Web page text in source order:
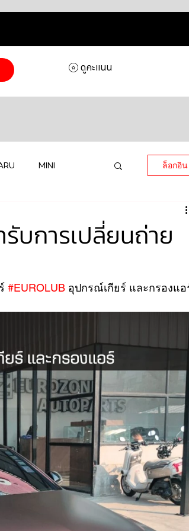
ดูคะแนน
MINI ล็อกอิ
บการเปลี่ยนถ่าย
#EUROLUB อุปกรณ์เกียร์ และกรองแอ